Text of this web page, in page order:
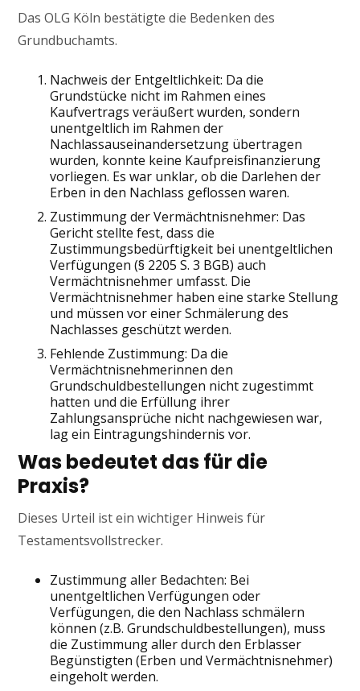
Das OLG Köln bestätigte die Bedenken des
Grundbuchamts.
Nachweis der Entgeltlichkeit: Da die
Grundstücke nicht im Rahmen eines
Kaufvertrags veräußert wurden, sondern
unentgeltlich im Rahmen der
Nachlassauseinandersetzung übertragen
wurden, konnte keine Kaufpreisfinanzierung
vorliegen. Es war unklar, ob die Darlehen der
Erben in den Nachlass geflossen waren.
Zustimmung der Vermächtnisnehmer: Das
Gericht stellte fest, dass die
Zustimmungsbedürftigkeit bei unentgeltlichen
Verfügungen (§ 2205 S. 3 BGB) auch
Vermächtnisnehmer umfasst. Die
Vermächtnisnehmer haben eine starke Stellung
und müssen vor einer Schmälerung des
Nachlasses geschützt werden.
Fehlende Zustimmung: Da die
Vermächtnisnehmerinnen den
Grundschuldbestellungen nicht zugestimmt
hatten und die Erfüllung ihrer
Zahlungsansprüche nicht nachgewiesen war,
lag ein Eintragungshindernis vor.
Was bedeutet das für die
Praxis?
Dieses Urteil ist ein wichtiger Hinweis für
Testamentsvollstrecker.
Zustimmung aller Bedachten: Bei
unentgeltlichen Verfügungen oder
Verfügungen, die den Nachlass schmälern
können (z.B. Grundschuldbestellungen), muss
die Zustimmung aller durch den Erblasser
Begünstigten (Erben und Vermächtnisnehmer)
eingeholt werden.